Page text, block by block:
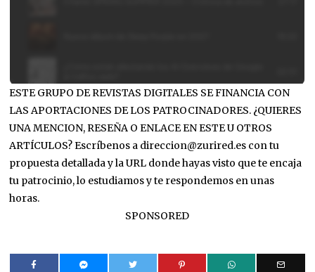
ESTE GRUPO DE REVISTAS DIGITALES SE FINANCIA CON
LAS APORTACIONES DE LOS PATROCINADORES. ¿QUIERES
UNA MENCION, RESEÑA O ENLACE EN ESTE U OTROS
ARTÍCULOS? Escríbenos a direccion@zurired.es con tu
propuesta detallada y la URL donde hayas visto que te encaja
tu patrocinio, lo estudiamos y te respondemos en unas
horas.
SPONSORED